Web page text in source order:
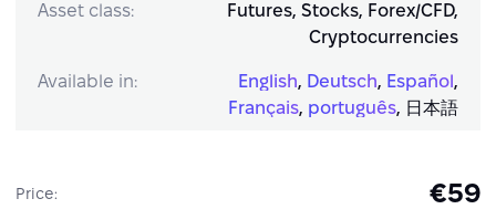
Asset class:
Futures, Stocks, Forex/CFD,
Cryptocurrencies
Available in: English, Deutsch, Español,
Français, português, 日本語
Price: €59